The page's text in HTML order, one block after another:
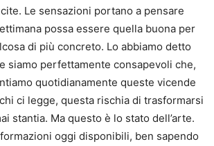
Le sensazioni portano a pensare
possa essere quella buona per
di più concreto. Lo abbiamo detto
siamo perfettamente consapevoli che,
quotidianamente queste vicende
ci legge, questa rischia di trasformarsi
stantia. Ma questo è lo stato dell’arte.
oggi disponibili, ben sapendo